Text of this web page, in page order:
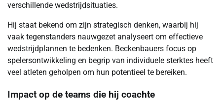
verschillende wedstrijdsituaties.
Hij staat bekend om zijn strategisch denken, waarbij hij
vaak tegenstanders nauwgezet analyseert om effectieve
wedstrijdplannen te bedenken. Beckenbauers focus op
spelersontwikkeling en begrip van individuele sterktes heeft
veel atleten geholpen om hun potentieel te bereiken.
Impact op de teams die hij coachte